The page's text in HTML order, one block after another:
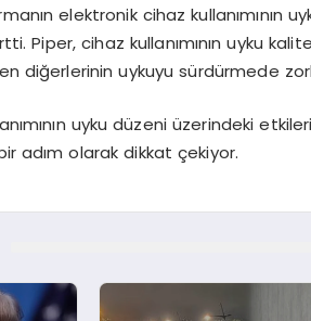
elektronik cihaz kullanımının
Piper, cihaz kullanımının uyku
diğerlerinin uykuyu sürdürmede
uyku düzeni üzerindeki
adım olarak dikkat çekiyor.